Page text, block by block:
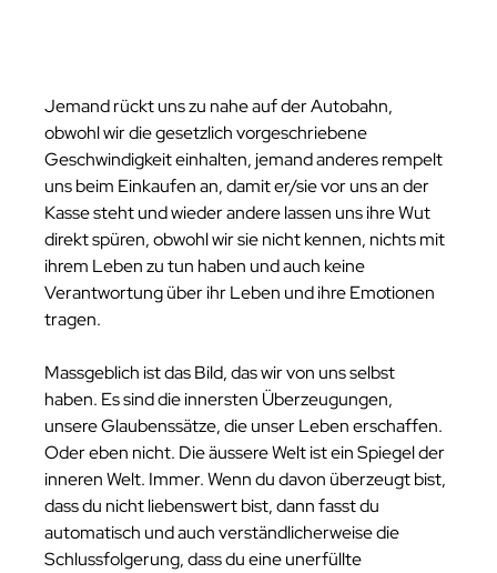
Jemand rückt uns zu nahe auf der Autobahn,
obwohl wir die gesetzlich vorgeschriebene
Geschwindigkeit einhalten, jemand anderes rempelt
uns beim Einkaufen an, damit er/sie vor uns an der
Kasse steht und wieder andere lassen uns ihre Wut
direkt spüren, obwohl wir sie nicht kennen, nichts mit
ihrem Leben zu tun haben und auch keine
Verantwortung über ihr Leben und ihre Emotionen
tragen.
Massgeblich ist das Bild, das wir von uns selbst
haben. Es sind die innersten Überzeugungen,
unsere Glaubenssätze, die unser Leben erschaffen.
Oder eben nicht. Die äussere Welt ist ein Spiegel der
inneren Welt. Immer. Wenn du davon überzeugt bist,
dass du nicht liebenswert bist, dann fasst du
automatisch und auch verständlicherweise die
Schlussfolgerung, dass du eine unerfüllte